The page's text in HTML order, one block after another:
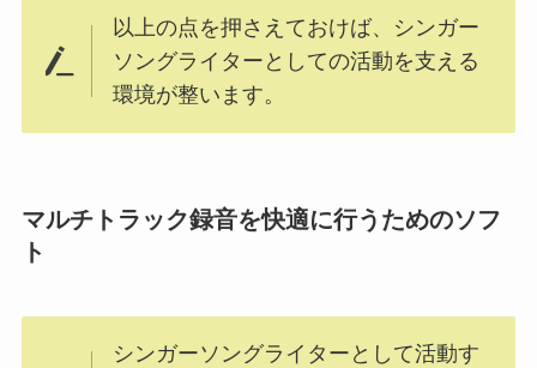
以上の点を押さえておけば、シンガー
ソングライターとしての活動を支える
環境が整います。
マルチトラック録音を快適に行うためのソフ
ト
シンガーソングライターとして活動す